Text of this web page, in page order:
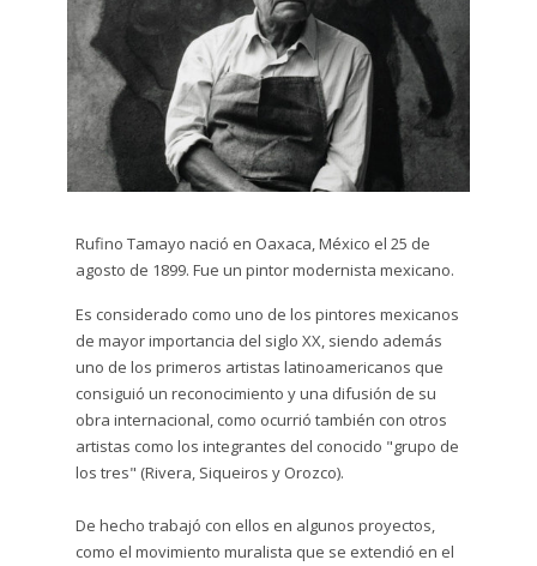
Collage
Acrílico
Dibujo
plumón
y tinta
Escultura
Gráfito
Impresión
Digital
Litografía
Serigrafía
Rufino Tamayo nació en Oaxaca, México el 25 de
agosto de 1899. Fue un pintor modernista mexicano.
Es considerado como uno de los pintores mexicanos
de mayor importancia del siglo XX, siendo además
uno de los primeros artistas latinoamericanos que
consiguió un reconocimiento y una difusión de su
obra internacional, como ocurrió también con otros
artistas como los integrantes del conocido "grupo de
los tres" (Rivera, Siqueiros y Orozco).
De hecho trabajó con ellos en algunos proyectos,
como el movimiento muralista que se extendió en el